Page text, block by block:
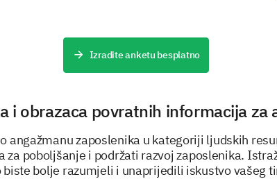
Loše
Izvrsno
Izradite anketu besplatno
i obrazaca povratnih informacija za
angažmanu zaposlenika u kategoriji ljudskih
poboljšanje i podržati razvoj zaposlenika.
biste bolje razumjeli i unaprijedili iskustvo vašeg